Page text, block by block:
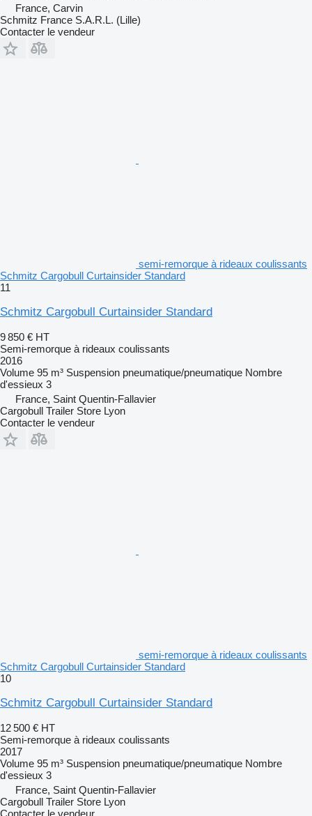
France, Carvin
Schmitz France S.A.R.L. (Lille)
Contacter le vendeur
semi-remorque à rideaux coulissants
Schmitz Cargobull Curtainsider Standard
11
Schmitz Cargobull Curtainsider Standard
9 850 € HT
Semi-remorque à rideaux coulissants
2016
Volume 95 m³ Suspension pneumatique/pneumatique Nombre
d'essieux 3
France, Saint Quentin-Fallavier
Cargobull Trailer Store Lyon
Contacter le vendeur
semi-remorque à rideaux coulissants
Schmitz Cargobull Curtainsider Standard
10
Schmitz Cargobull Curtainsider Standard
12 500 € HT
Semi-remorque à rideaux coulissants
2017
Volume 95 m³ Suspension pneumatique/pneumatique Nombre
d'essieux 3
France, Saint Quentin-Fallavier
Cargobull Trailer Store Lyon
Contacter le vendeur